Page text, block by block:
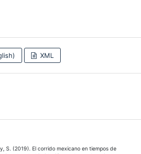
XML
S. (2019). El corrido mexicano en tiempos de